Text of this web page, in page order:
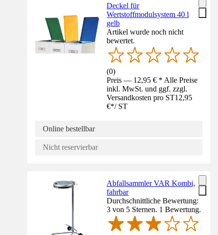
Deckel für
Wertstoffmodulsystem 40 l
gelb
Artikel wurde noch nicht
bewertet.
(0)
Preis — 12,95 € * Alle Preise
inkl. MwSt. und ggf. zzgl.
Versandkosten pro ST12,95
€*/ ST
Online bestellbar
Nicht reservierbar
Abfallsammler VAR Kombi,
fahrbar
Durchschnittliche Bewertung:
3 von 5 Sternen. 1 Bewertung.